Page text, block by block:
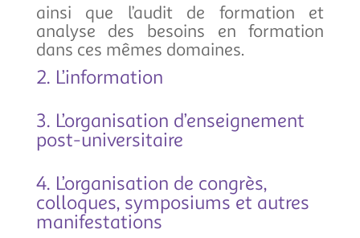
ainsi que l’audit de formation et
analyse des besoins en formation
dans ces mêmes domaines.
2. L’information
3. L’organisation d’enseignement
post-universitaire
4. L’organisation de congrès,
colloques, symposiums et autres
manifestations